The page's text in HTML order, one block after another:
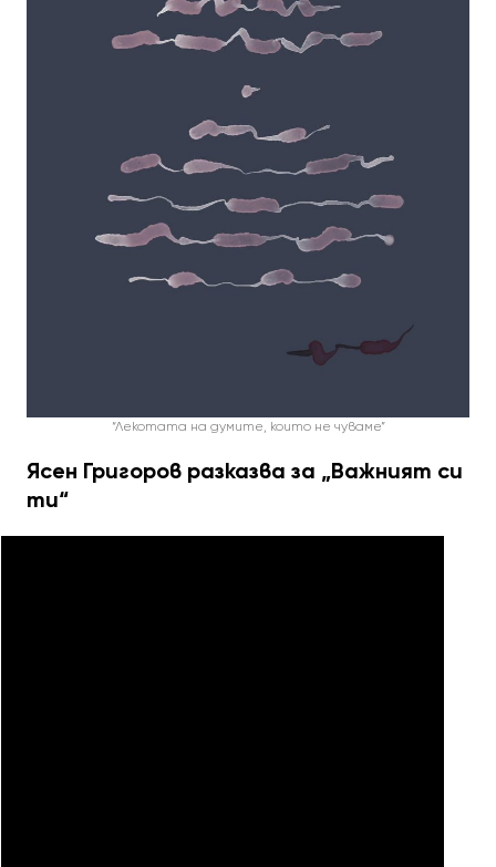
“Лекотата на думите, които не чуваме”
Ясен Григоров разказва за „Важният си
ти“